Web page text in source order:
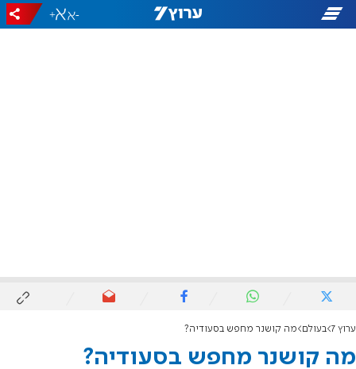
-
+
ערוץ 7 בעולם מה קושנר מחפש בסעודיה?
מה קושנר מחפש בסעודיה?